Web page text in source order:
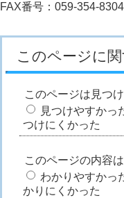
FAX番号：059-354-8304
このページに
このページは見つ
見つけやすかっ
つけにくかった
このページの内容
わかりやすかっ
かりにくかった